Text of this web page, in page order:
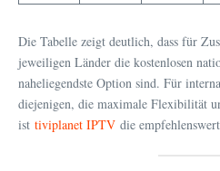
Die Tabelle zeigt deutlich, dass für
jeweiligen Länder die kostenlosen
naheliegendste Option sind. Für
diejenigen, die maximale Flexibilität
ist tiviplanet IPTV die